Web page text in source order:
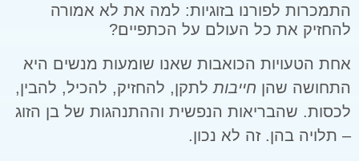
התמכרות לפורנו בזוגיות: למה את לא אמורה
להחזיק את כל העולם על הכתפיים?
אחת הטעויות הכואבות שאנו שומעות מנשים היא
התחושה שהן חייבות לתקן, להחזיק, להכיל, להבין,
לכסות. שהבריאות הנפשית וההתנהגות של בן הזוג
– תלויה בהן. זה לא נכון.